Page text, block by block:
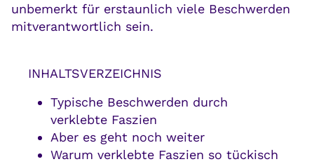
unbemerkt für erstaunlich viele Beschwerden
mitverantwortlich sein.
INHALTSVERZEICHNIS
Typische Beschwerden durch
verklebte Faszien
Aber es geht noch weiter
Warum verklebte Faszien so tückisch